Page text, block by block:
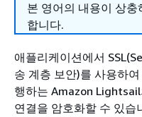
본 영어의 내용이 상
합니다.
애플리케이션에서
송 계층 보안)를 사용하
행하는 Amazon
연결을 암호화할 수 있습